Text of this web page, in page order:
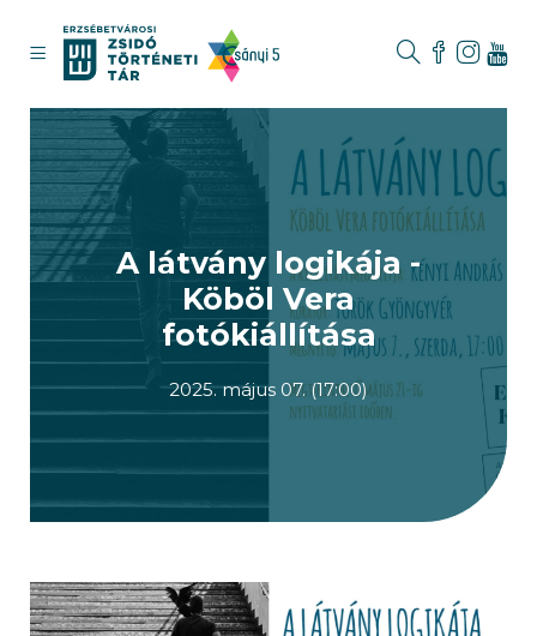
A látvány logikája -
Köböl Vera
fotókiállítása
2025. május 07. (17:00)